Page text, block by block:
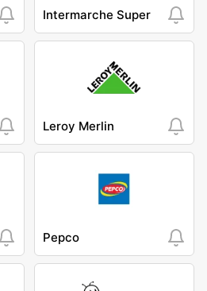
Intermarche Super
Leroy Merlin
Pepco